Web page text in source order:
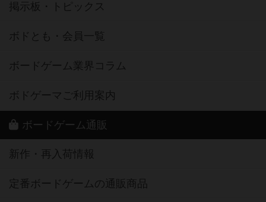
掲示板・トピックス
ボドとも・会員一覧
ボードゲーム業界コラム
ボドゲーマご利用案内
ボードゲーム通販
新作・再入荷情報
定番ボードゲームの通販商品